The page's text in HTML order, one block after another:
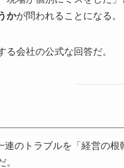
かが問われることになる。
会社の公式な回答だ。
のトラブルを「経営の
。